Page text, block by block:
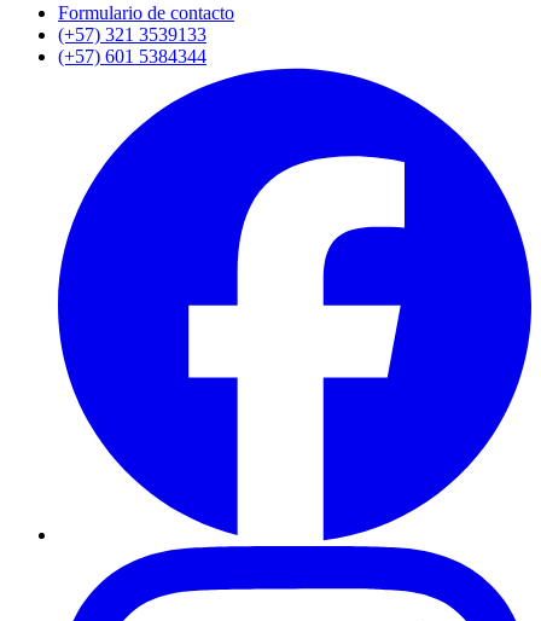
Formulario de contacto
(+57) 321 3539133
(+57) 601 5384344